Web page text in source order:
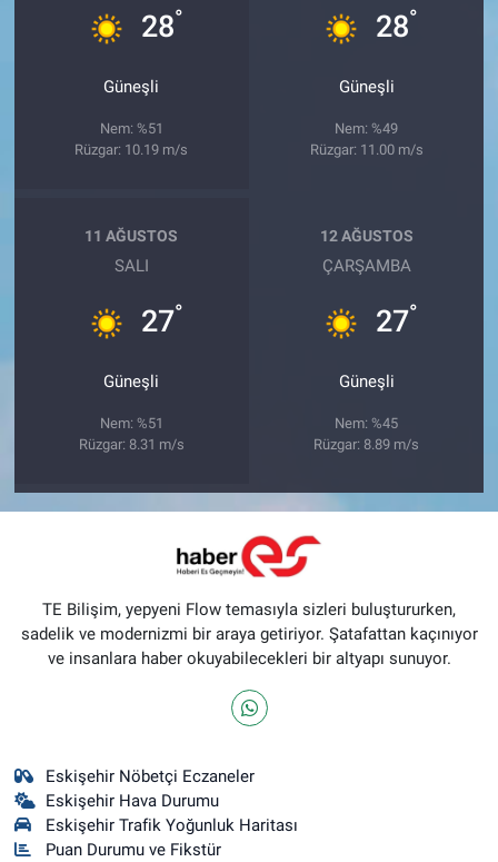
28°
Güneşli
Nem: %51
Rüzgar: 10.19 m/s
28°
Güneşli
Nem: %49
Rüzgar: 11.00 m/s
11 AĞUSTOS
SALI
27°
Güneşli
Nem: %51
Rüzgar: 8.31 m/s
12 AĞUSTOS
ÇARŞAMBA
27°
Güneşli
Nem: %45
Rüzgar: 8.89 m/s
TE Bilişim, yepyeni Flow temasıyla sizleri buluştururken,
sadelik ve modernizmi bir araya getiriyor. Şatafattan kaçınıyor
ve insanlara haber okuyabilecekleri bir altyapı sunuyor.
Eskişehir Nöbetçi Eczaneler
Eskişehir Hava Durumu
Eskişehir Trafik Yoğunluk Haritası
Puan Durumu ve Fikstür